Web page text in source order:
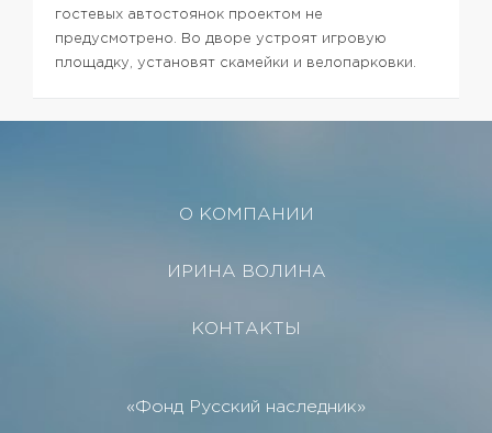
гостевых автостоянок проектом не
предусмотрено. Во дворе устроят игровую
площадку, установят скамейки и велопарковки.
О КОМПАНИИ
ИРИНА ВОЛИНА
КОНТАКТЫ
«Фонд Русский наследник»